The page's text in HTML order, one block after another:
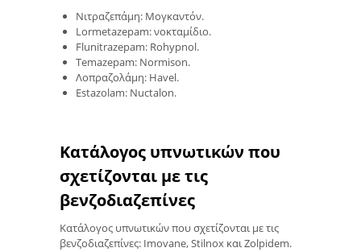
Νιτραζεπάμη: Μογκαντόν.
Lormetazepam: νοκταμίδιο.
Flunitrazepam: Rohypnol.
Temazepam: Normison.
Λοπραζολάμη: Havel.
Estazolam: Nuctalon.
Κατάλογος υπνωτικών που
σχετίζονται με τις
βενζοδιαζεπίνες
Κατάλογος υπνωτικών που σχετίζονται με τις
βενζοδιαζεπίνες: Imovane, Stilnox και Zolpidem.